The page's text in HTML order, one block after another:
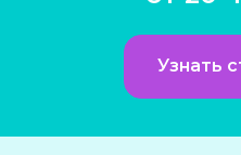
Узнать
Расскажите, куда хотели бы
а мы позаботимся обо всем
Заполните небольшую